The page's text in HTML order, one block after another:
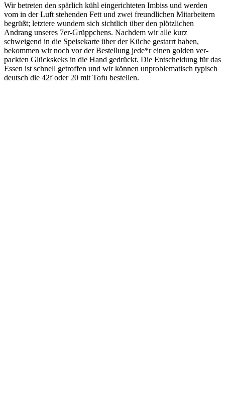
Wir betreten den spärlich kühl ein­ge­rich­teten Imbiss und werden
vom in der Luft ste­henden Fett und zwei freund­lichen Mit­ar­beitern
begrüßt; letztere wundern sich sichtlich über den plötz­lichen
Andrang unseres 7er-Grüpp­chens. Nachdem wir alle kurz
schweigend in die Spei­se­karte über der Küche gestarrt haben,
bekommen wir noch vor der Bestellung jede*r einen golden ver­
packten Glückskeks in die Hand gedrückt. Die Ent­scheidung für das
Essen ist schnell getroffen und wir können unpro­ble­ma­tisch typisch
deutsch die 42f oder 20 mit Tofu bestellen.